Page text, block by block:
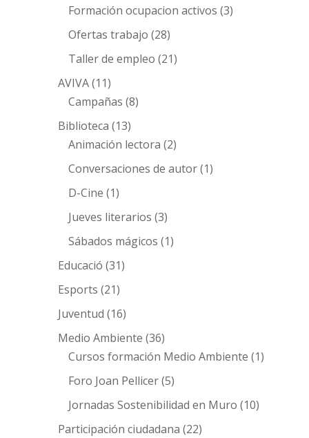
Formación ocupacion activos (3)
Ofertas trabajo (28)
Taller de empleo (21)
AVIVA(11)
Campañas (8)
Biblioteca (13)
Animación lectora (2)
Conversaciones de autor(1)
D-Cine (1)
Jueves literarios (3)
Sábados mágicos (1)
Educació (31)
Esports (21)
Juventud (16)
Medio Ambiente (36)
Cursos formación Medio Ambiente (1)
Foro Joan Pellicer(5)
Jornadas Sostenibilidad en Muro (10)
Participación ciudadana (22)